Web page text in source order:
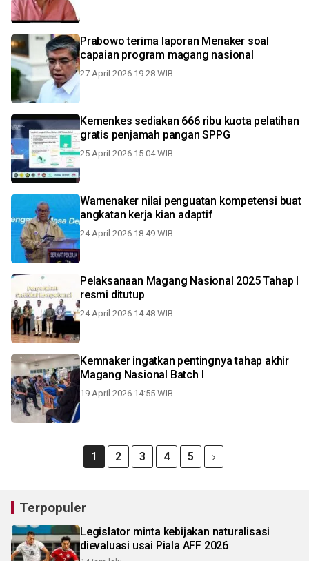
Prabowo terima laporan Menaker soal
capaian program magang nasional
27 April 2026 19:28 WIB
Kemenkes sediakan 666 ribu kuota pelatihan
gratis penjamah pangan SPPG
25 April 2026 15:04 WIB
Wamenaker nilai penguatan kompetensi buat
angkatan kerja kian adaptif
24 April 2026 18:49 WIB
Pelaksanaan Magang Nasional 2025 Tahap I
resmi ditutup
24 April 2026 14:48 WIB
Kemnaker ingatkan pentingnya tahap akhir
Magang Nasional Batch I
19 April 2026 14:55 WIB
1 2 3 4 5
Terpopuler
Legislator minta kebijakan naturalisasi
dievaluasi usai Piala AFF 2026